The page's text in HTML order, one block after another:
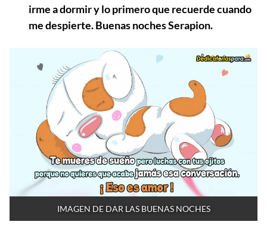
irme a dormir y lo primero que recuerde cuando
me despierte. Buenas noches Serapion.
IMAGEN DE DAR LAS BUENAS NOCHES